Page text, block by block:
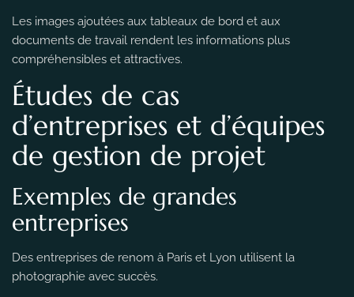
Les images ajoutées aux tableaux de bord et aux
documents de travail rendent les informations plus
compréhensibles et attractives.
Études de cas
d’entreprises et d’équipes
de gestion de projet
Exemples de grandes
entreprises
Des entreprises de renom à Paris et Lyon utilisent la
photographie avec succès.